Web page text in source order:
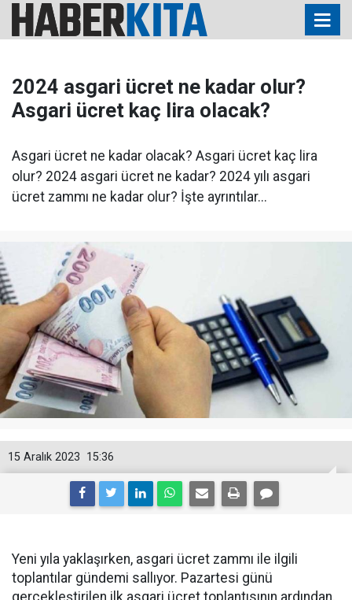
2024 asgari ücret ne kadar olur?
Asgari ücret kaç lira olacak?
Asgari ücret ne kadar olacak? Asgari ücret kaç lira
olur? 2024 asgari ücret ne kadar? 2024 yılı asgari
ücret zammı ne kadar olur? İşte ayrıntılar...
15:36
15 Aralık 2023
Yeni yıla yaklaşırken, asgari ücret zammı ile ilgili
toplantılar gündemi sallıyor. Pazartesi günü
gerçekleştirilen ilk asgari ücret toplantısının ardından,